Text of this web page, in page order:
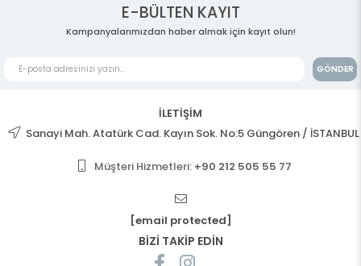
E-BÜLTEN KAYIT
Kampanyalarımızdan haber almak için kayıt olun!
GÖNDER
İLETİŞİM
Sanayi Mah. Atatürk Cad. Kayın Sok. No:5 Güngören / İSTANBUL
Müşteri Hizmetleri: +90 212 505 55 77
[email protected]
BİZİ TAKİP EDİN